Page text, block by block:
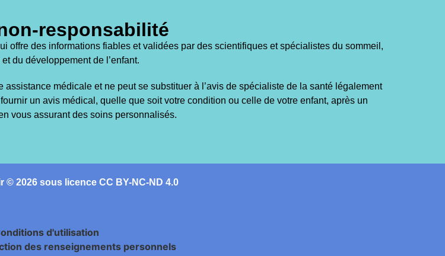
responsabilité
offre des informations fiables et validées par des scientifiques et spécialistes du sommeil,
du développement de l’enfant.
médicale et ne peut se substituer à l’avis de spécialiste de la santé légalement
un avis médical, quelle que soit votre condition ou celle de votre enfant, après un
vous assurant des soins personnalisés.
© 2026 sous licence CC BY-NC-ND 4.0
d'utilisation
des renseignements personnels